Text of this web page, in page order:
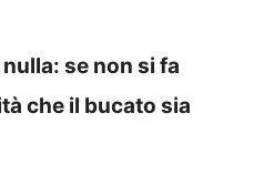
se non si fa
che il bucato sia